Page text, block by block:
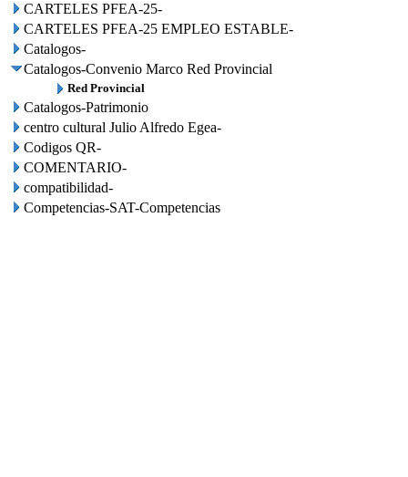
CARTELES PFEA-25-
CARTELES PFEA-25 EMPLEO ESTABLE-
Catalogos-
Catalogos-Convenio Marco Red Provincial
Red Provincial
Catalogos-Patrimonio
centro cultural Julio Alfredo Egea-
Codigos QR-
COMENTARIO-
compatibilidad-
Competencias-SAT-Competencias